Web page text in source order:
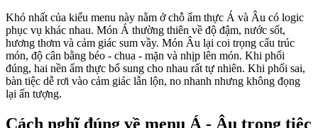
Khó nhất của kiểu menu này nằm ở chỗ ẩm thực Á và Âu có logic
phục vụ khác nhau. Món Á thường thiên về độ đậm, nước sốt,
hương thơm và cảm giác sum vầy. Món Âu lại coi trọng cấu trúc
món, độ cân bằng béo - chua - mặn và nhịp lên món. Khi phối
đúng, hai nền ẩm thực bổ sung cho nhau rất tự nhiên. Khi phối sai,
bàn tiệc dễ rơi vào cảm giác lẫn lộn, no nhanh nhưng không đọng
lại ấn tượng.
Cách nghĩ đúng về menu Á - Âu trong tiệc